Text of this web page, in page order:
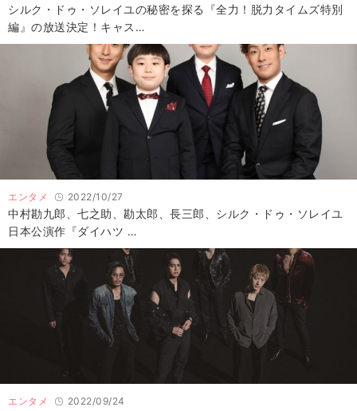
シルク・ドゥ・ソレイユの秘密を探る『全力！脱力タイムズ特別
編』の放送決定！キャス…
エンタメ 2022/10/27
中村勘九郎、七之助、勘太郎、長三郎、シルク・ドゥ・ソレイユ
日本公演作『ダイハツ …
エンタメ 2022/09/24